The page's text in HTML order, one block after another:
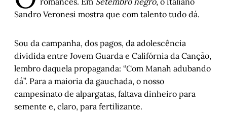
Histórias de Autógrafos: Wim Wenders em
Djalma do Alegrete: “O último abacaxi que
lancei na sociedade de consumo
internacional” – Parte II, por Jandiro Koch
De Recibo de Pagamento Autônomo para
Contrato por Temporada
, por Márcio
Chagas e Thiana Orth
Sandro Veronesi mostra que com talento tudo dá.
Sou da campanha, dos pagos, da adolescência
dividida entre Jovem Guarda e Califórnia da Canção,
lembro daquela propaganda: “Com Manah adubando
dá”. Para a maioria da gauchada, o nosso
campesinato de alpargatas, faltava dinheiro para
semente e, claro, para fertilizante.